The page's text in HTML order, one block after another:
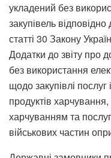
укладений без
закупівель відповідно
статті 30 Закону
Додатки до звіту про
без використання
щодо закупівлі
продуктів
харчуванням та
військових частин